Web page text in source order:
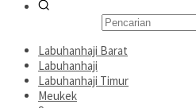
Labuhanhaji Barat
Labuhanhaji
Labuhanhaji Timur
Meukek